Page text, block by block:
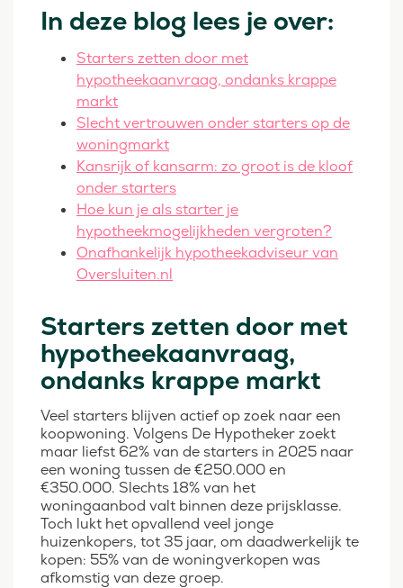
In deze blog lees je over:
Starters zetten door met
hypotheekaanvraag, ondanks krappe
markt
Slecht vertrouwen onder starters op de
woningmarkt
Kansrijk of kansarm: zo groot is de kloof
onder starters
Hoe kun je als starter je
hypotheekmogelijkheden vergroten?
Onafhankelijk hypotheekadviseur van
Oversluiten.nl
Starters zetten door met
hypotheekaanvraag,
ondanks krappe markt
Veel starters blijven actief op zoek naar een
koopwoning. Volgens De Hypotheker zoekt
maar liefst 62% van de starters in 2025 naar
een woning tussen de €250.000 en
€350.000. Slechts 18% van het
woningaanbod valt binnen deze prijsklasse.
Toch lukt het opvallend veel jonge
huizenkopers, tot 35 jaar, om daadwerkelijk te
kopen: 55% van de woningverkopen was
afkomstig van deze groep.